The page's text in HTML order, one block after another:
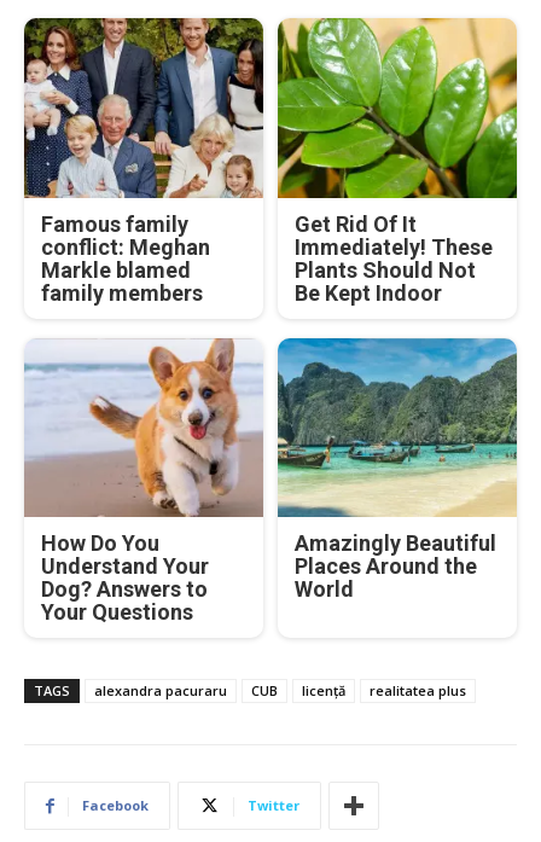
Famous family
conflict: Meghan
Markle blamed
family members
Get Rid Of It
Immediately! These
Plants Should Not
Be Kept Indoor
How Do You
Understand Your
Dog? Answers to
Your Questions
Amazingly Beautiful
Places Around the
World
TAGS alexandra pacuraru CUB licență realitatea plus
Facebook Twitter